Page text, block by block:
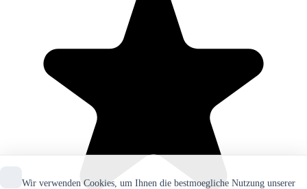
Wir verwenden Cookies, um Ihnen die bestmoegliche Nutzung unserer